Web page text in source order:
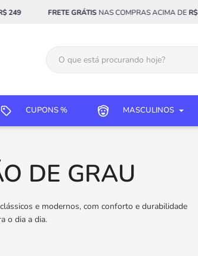
FRETE GRÁTISNAS COMPRAS ACIMA DER$ 249
CUPONS % MASCULINOS
DE GRAU
e modernos, com conforto e durabilidade
o dia a dia.